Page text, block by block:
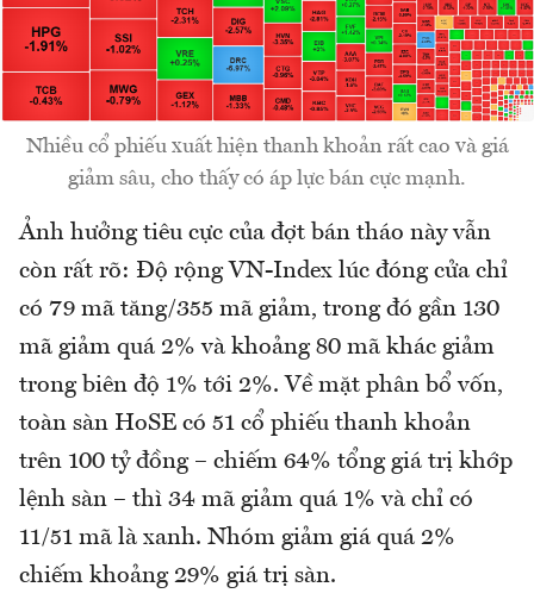
Nhiều cổ phiếu xuất hiện thanh khoản rất cao và giá
giảm sâu, cho thấy có áp lực bán cực mạnh.
Ảnh hưởng tiêu cực của đợt bán tháo này vẫn
còn rất rõ: Độ rộng VN-Index lúc đóng cửa chỉ
có 79 mã tăng/355 mã giảm, trong đó gần 130
mã giảm quá 2% và khoảng 80 mã khác giảm
trong biên độ 1% tới 2%. Về mặt phân bổ vốn,
toàn sàn HoSE có 51 cổ phiếu thanh khoản
trên 100 tỷ đồng – chiếm 64% tổng giá trị khớp
lệnh sàn – thì 34 mã giảm quá 1% và chỉ có
11/51 mã là xanh. Nhóm giảm giá quá 2%
chiếm khoảng 29% giá trị sàn.